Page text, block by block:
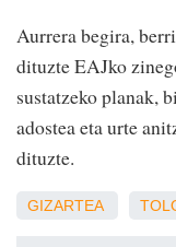
Aurrera begira,
dituzte EAJko
sustatzeko planak,
adostea eta urte
dituzte.
GIZARTEA